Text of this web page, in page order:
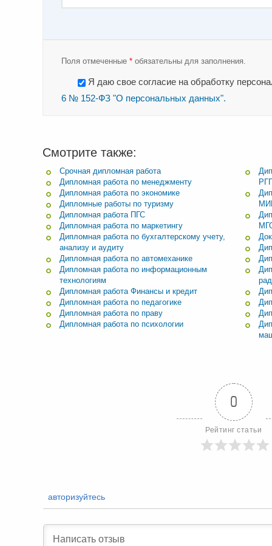
Поля отмеченные * обязательны для заполнения.
Я даю свое согласие на обработку
6 № 152-ФЗ "О персональных данных".
Смотрите также:
Срочная дипломная работа
Дипломная работа по менеджменту
Дипломная работа по экономике
Дипломные работы по туризму
Дипломная работа ПГС
Дипломная работа по маркетингу
Дипломная работа по бухгалтерскому учету,
анализу и аудиту
Дипломная работа по автомеханике
Дипломная работа по информационным
технологиям
Дипломная работа Финансы и кредит
Дипломная работа по педагогике
Дипломная работа по праву
Дипломная работа по психологии
0
Рейтинг статьи
авторизуйтесь